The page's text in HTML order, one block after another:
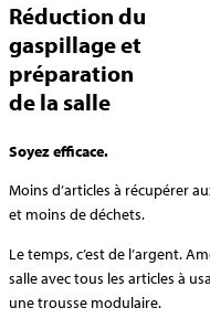
Réduction du
gaspillage et
préparation
de la salle
Soyez efficace.
Moins d’articles à récupérer
et moins de déchets.
Le temps, c’est de l’argent.
salle avec tous les articles à
une trousse modulaire.